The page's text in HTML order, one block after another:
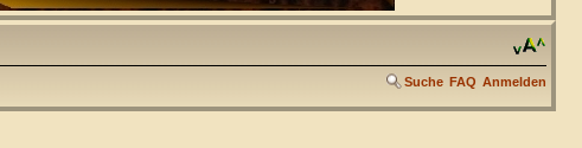
Suche FAQ Anmelden